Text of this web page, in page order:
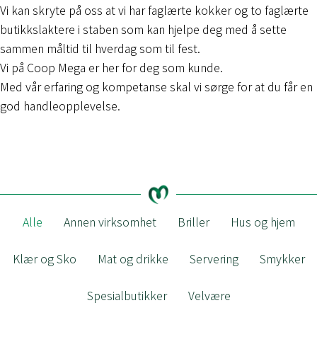
Vi kan skryte på oss at vi har faglærte kokker og to faglærte
butikkslaktere i staben som kan hjelpe deg med å sette
sammen måltid til hverdag som til fest.
Vi på Coop Mega er her for deg som kunde.
Med vår erfaring og kompetanse skal vi sørge for at du får en
god handleopplevelse.
Alle Annen virksomhet Briller Hus og hjem
Klær og Sko Mat og drikke Servering Smykker
Spesialbutikker Velvære